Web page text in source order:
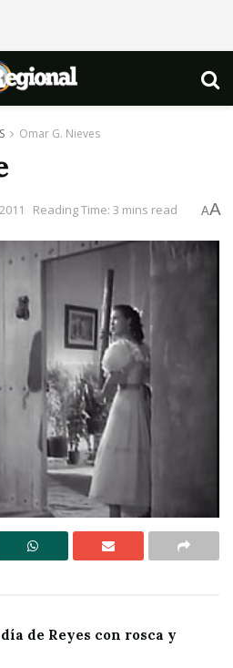
Omar G. Nieves
Reading Time: 3 mins read AA
de Reyes con rosca y